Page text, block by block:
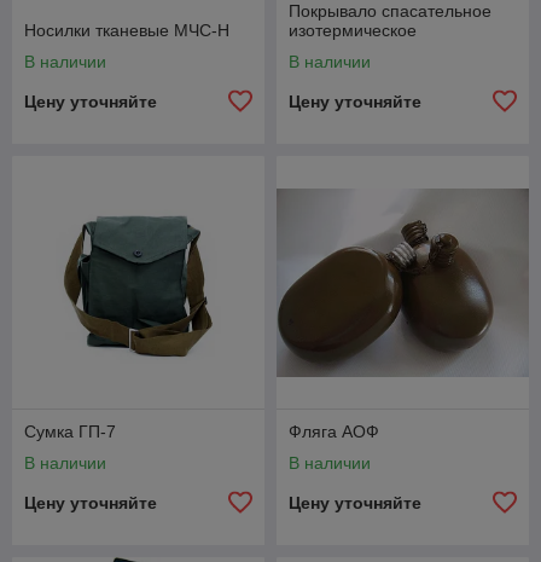
Носилки тканевые МЧС-Н
В наличии
Цену уточняйте
Покрывало спасательное
изотермическое
В наличии
Цену уточняйте
Сумка ГП-7
В наличии
Цену уточняйте
Фляга АОФ
В наличии
Цену уточняйте